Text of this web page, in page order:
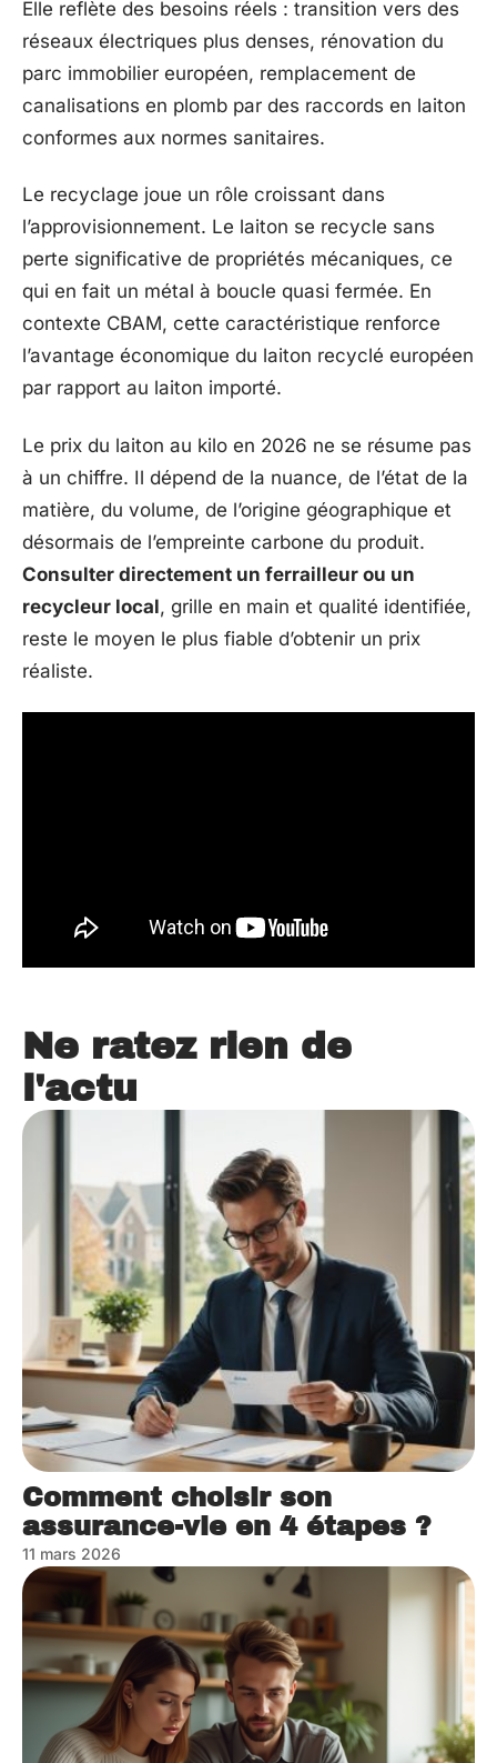
Elle reflète des besoins réels : transition vers des
réseaux électriques plus denses, rénovation du
parc immobilier européen, remplacement de
canalisations en plomb par des raccords en laiton
conformes aux normes sanitaires.
Le recyclage joue un rôle croissant dans
l’approvisionnement. Le laiton se recycle sans
perte significative de propriétés mécaniques, ce
qui en fait un métal à boucle quasi fermée. En
contexte CBAM, cette caractéristique renforce
l’avantage économique du laiton recyclé européen
par rapport au laiton importé.
Le prix du laiton au kilo en 2026 ne se résume pas
à un chiffre. Il dépend de la nuance, de l’état de la
matière, du volume, de l’origine géographique et
désormais de l’empreinte carbone du produit.
Consulter directement un ferrailleur ou un
recycleur local, grille en main et qualité identifiée,
reste le moyen le plus fiable d’obtenir un prix
réaliste.
Ne ratez rien de
l'actu
Comment choisir son
assurance-vie en 4 étapes ?
11 mars 2026